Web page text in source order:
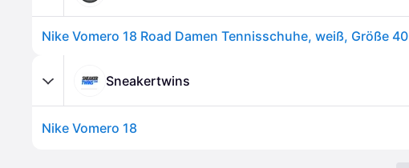
Nike Vomero 18 Road Damen Tennisschuhe, weiß, Größe 40
Sneakertwins
Nike Vomero 18